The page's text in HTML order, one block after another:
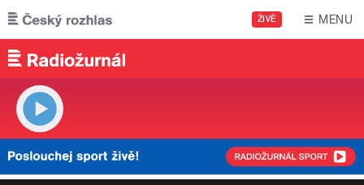
Přejít k hlavnímu obsahu
ŽIVĚ MENU